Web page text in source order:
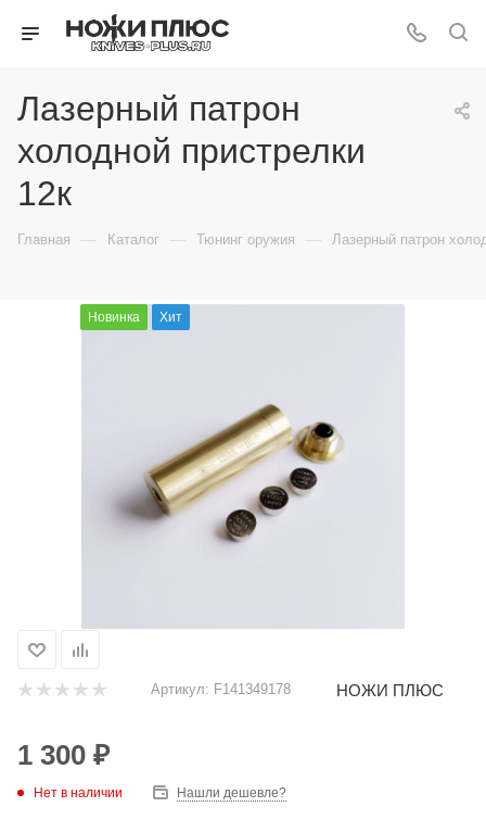
Лазерный патрон
холодной пристрелки
12к
Главная — Каталог — Тюнинг оружия — Лазерный патрон
Новинка Хит
Артикул: F141349178 НОЖИ ПЛЮС
1 300 ₽
Нет в наличии Нашли дешевле?